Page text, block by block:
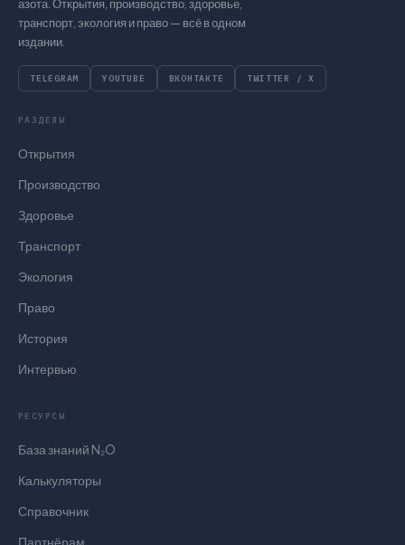
азота. Открытия, производство, здоровье,
транспорт, экология и право — всё в одном
издании.
TELEGRAM YOUTUBE ВКОНТАКТЕ TWITTER / X
РАЗДЕЛЫ
Открытия
Производство
Здоровье
Транспорт
Экология
Право
История
Интервью
РЕСУРСЫ
База знаний N₂O
Калькуляторы
Справочник
Партнёрам